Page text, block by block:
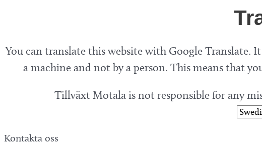
You can translate this website with Google
a machine and not by a person. This means that
Tillväxt Motala is not responsible for any
Kontakta oss